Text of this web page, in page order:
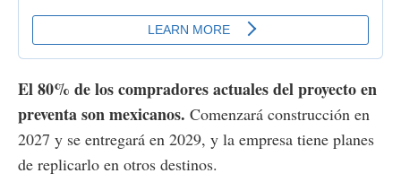
El 80% de los compradores actuales del proyecto en
preventa son mexicanos. Comenzará construcción en
2027 y se entregará en 2029, y la empresa tiene planes
de replicarlo en otros destinos.